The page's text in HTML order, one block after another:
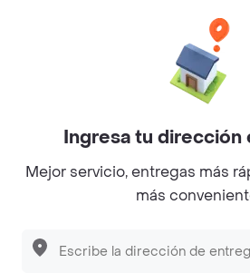
Sobre Rappi
Facebook
Twitter
©2026Rappi Inc. All
Ingresa tu dirección
Mejor servicio, entregas más
más